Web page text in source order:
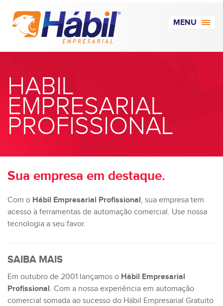
MENU
HABIL
EMPRESARIAL
PROFISSIONAL
Sua empresa em destaque.
Com o Hábil Empresarial Profissional, sua empresa tem
acesso à ferramentas de automação comercial. Use nossa
tecnologia a seu favor.
SAIBA MAIS
Em outubro de 2001 lançamos o Hábil Empresarial
Profissional. Com a nossa experiência em automação
comercial somada ao sucesso do Hábil Empresarial Gratuito